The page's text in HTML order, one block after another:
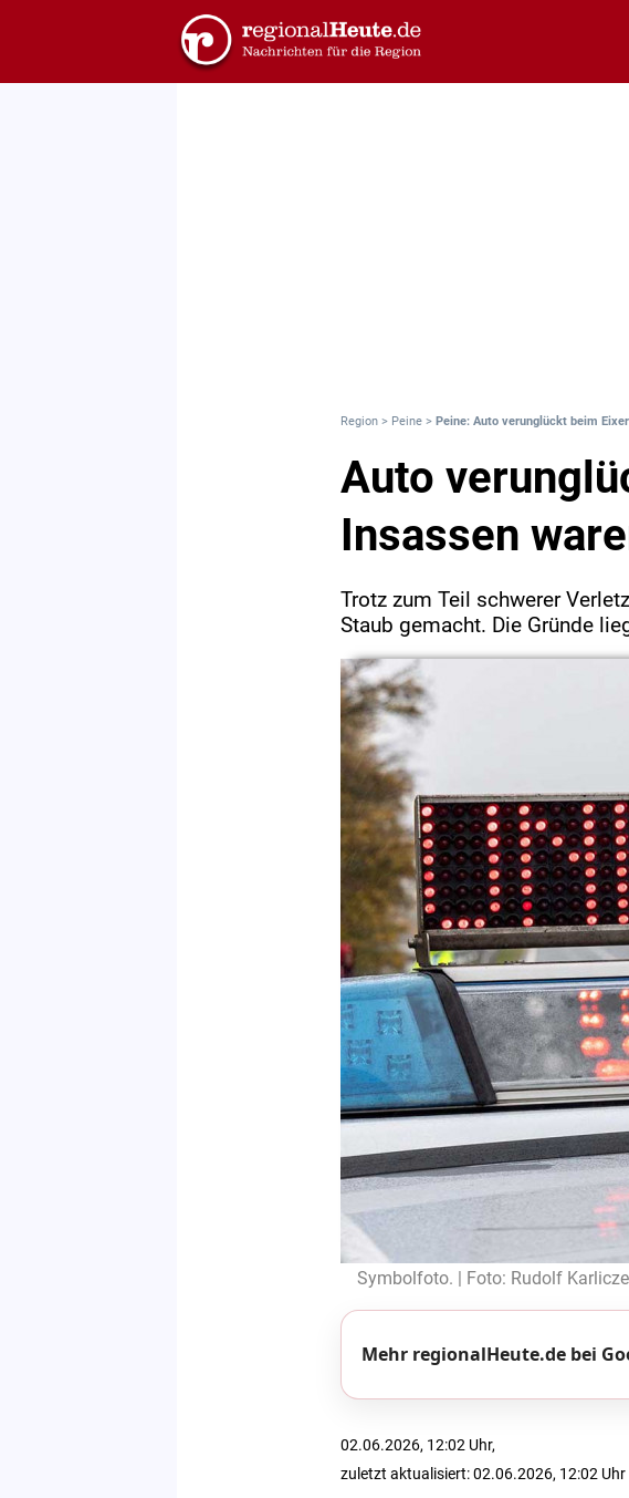
Region > Peine > Peine: Auto verunglückt beim
Auto
Insassen
Trotz zum Teil schwerer
Staub gemacht. Die Gründe
Symbolfoto. | Foto: Rudolf
Mehr regionalHeute.de bei
02.06.2026, 12:02 Uhr,
zuletzt aktualisiert: 02.06.2026, 12:02 Uhr